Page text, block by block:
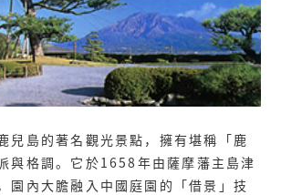
兒島的著名觀光景點，擁有堪稱「鹿
與格調。它於1658年由薩摩藩主島津
園內大膽融入中國庭園的「借景」技